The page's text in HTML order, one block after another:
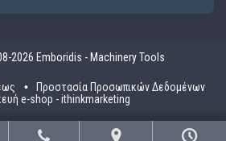
2026 Emboridis - Machinery Tools
Προστασία Προσωπικών Δεδομένων
e-shop - ithinkmarketing